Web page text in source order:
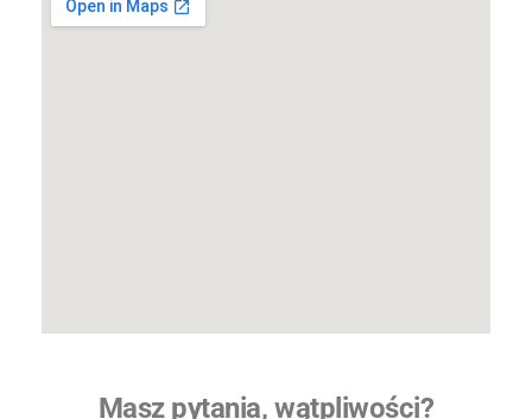
Masz pytania, wątpliwości?